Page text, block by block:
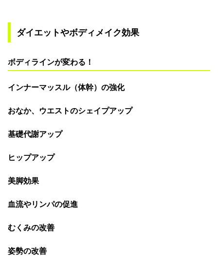
ダイエットやボディメイク効果
ボディラインが変わる！
インナーマッスル（体幹）の強化
おなか、ウエストのシェイプアップ
基礎代謝アップ
ヒップアップ
美脚効果
血流やリンパの促進
むくみの改善
姿勢の改善